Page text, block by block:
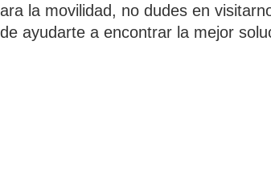
la movilidad, no dudes en
ayudarte a encontrar la mejor